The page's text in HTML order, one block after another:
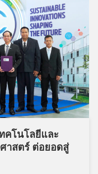
คโนโลยีและ
าสตร์ ต่อยอดสู่